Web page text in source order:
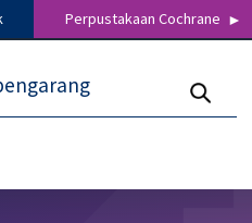
Perpustakaan Cochrane